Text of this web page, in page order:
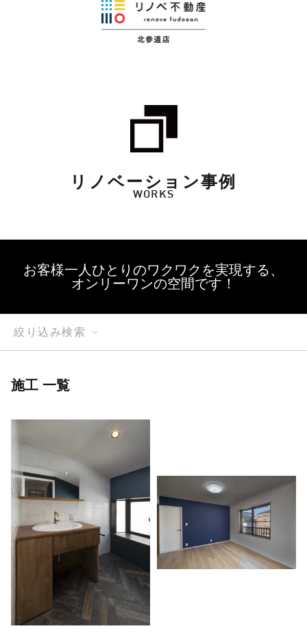
リノベーション事例
WORKS
お客様一人ひとりのワクワクを実現する、
オンリーワンの空間です！
絞り込み検索
施工 一覧